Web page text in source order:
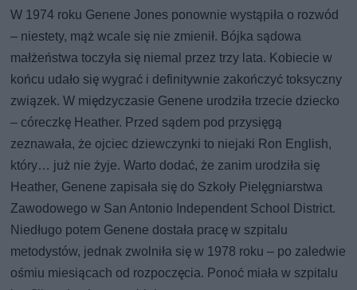
W 1974 roku Genene Jones ponownie wystąpiła o rozwód
– niestety, mąż wcale się nie zmienił. Bójka sądowa
małżeństwa toczyła się niemal przez trzy lata. Kobiecie w
końcu udało się wygrać i definitywnie zakończyć toksyczny
związek. W międzyczasie Genene urodziła trzecie dziecko
– córeczkę Heather. Przed sądem pod przysięgą
zeznawała, że ojciec dziewczynki to niejaki Ron English,
który… już nie żyje. Warto dodać, że zanim urodziła się
Heather, Genene zapisała się do Szkoły Pielęgniarstwa
Zawodowego w San Antonio Independent School District.
Niedługo potem Genene dostała pracę w szpitalu
metodystów, jednak zwolniła się w 1978 roku – po zaledwie
ośmiu miesiącach od rozpoczęcia. Ponoć miała w szpitalu